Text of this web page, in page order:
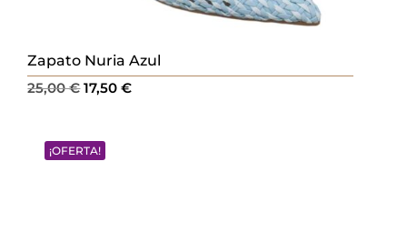
Zapato Nuria Azul
25,00€El
era:
17,50€El
¡OFERTA!